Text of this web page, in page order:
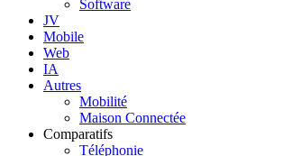
Software
JV
Mobile
Web
IA
Autres
Mobilité
Maison Connectée
Comparatifs
Téléphonie